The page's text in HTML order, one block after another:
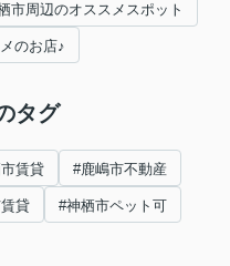
市周辺のオススメスポット
のお店♪
タグ
賃貸 #鹿嶋市不動産
貸 #神栖市ペット可